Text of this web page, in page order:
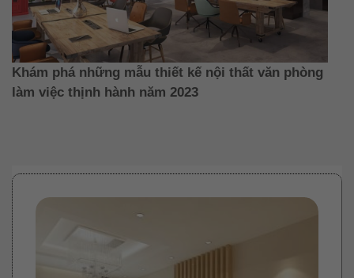
Khám phá những mẫu thiết kế nội thất văn phòng
làm việc thịnh hành năm 2023